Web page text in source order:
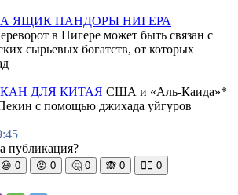
ЯЩИК ПАНДОРЫ НИГЕРА
в Нигере может быть связан с
сырьевых богатств, от которых
ДЛЯ КИТАЯ США и «Аль-Каида»*
с помощью джихада уйгуров
публикация?
😆 0 😡 0 🤔 0 🙈 0 🧘‍♀️ 0